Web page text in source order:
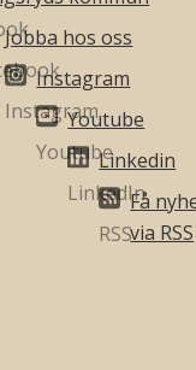
Jobba hos oss
Instagram
Youtube
Linkedin
Få
via RSS